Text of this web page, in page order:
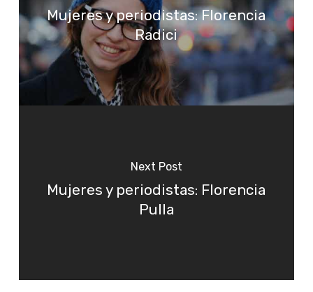
Mujeres y periodistas: Florencia
Radici
Next Post
Mujeres y periodistas: Florencia
Pulla